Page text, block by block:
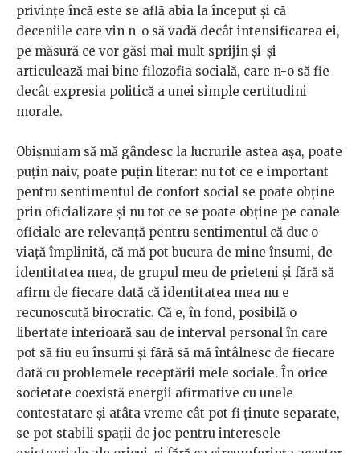
privințe încă este se află abia la început și că
deceniile care vin n-o să vadă decât intensificarea ei,
pe măsură ce vor găsi mai mult sprijin și-și
articulează mai bine filozofia socială, care n-o să fie
decât expresia politică a unei simple certitudini
morale.
Obișnuiam să mă gândesc la lucrurile astea așa, poate
puțin naiv, poate puțin literar: nu tot ce e important
pentru sentimentul de confort social se poate obține
prin oficializare și nu tot ce se poate obține pe canale
oficiale are relevanță pentru sentimentul că duc o
viață împlinită, că mă pot bucura de mine însumi, de
identitatea mea, de grupul meu de prieteni și fără să
afirm de fiecare dată că identitatea mea nu e
recunoscută birocratic. Că e, în fond, posibilă o
libertate interioară sau de interval personal în care
pot să fiu eu însumi și fără să mă întâlnesc de fiecare
dată cu problemele receptării mele sociale. În orice
societate coexistă energii afirmative cu unele
contestatare și atâta vreme cât pot fi ținute separate,
se pot stabili spații de joc pentru interesele